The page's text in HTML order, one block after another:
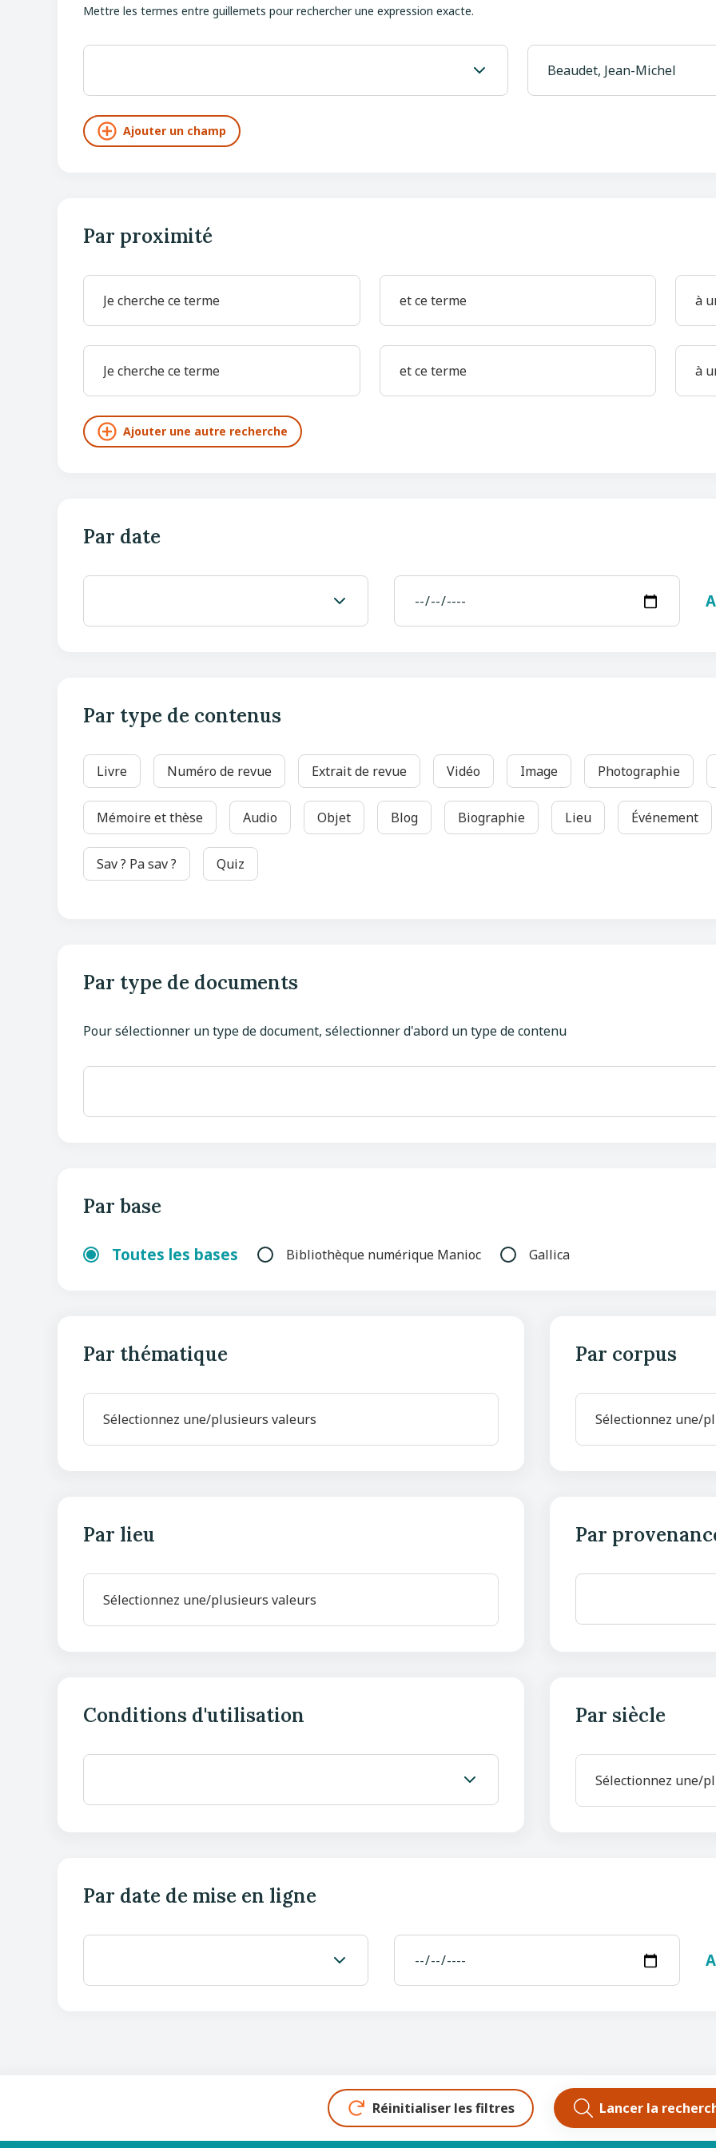
Mettre les termes entre guillemets pour rechercher une expression exacte.
Par proximité
Par thématique Par corpus
Par lieu Par
Conditions d'utilisation Par siècle
Par type de contenus
Livre Numéro de revue Extrait de revue Vidéo Image Photographie
Mémoire et thèse Audio Objet Blog Biographie Lieu Événement
Sav ? Pa sav ? Quiz
Par base
Toutes les bases Bibliothèque numérique Manioc Gallica
Par type de documents
Pour sélectionner un type de document, sélectionner d'abord un type de contenu
Par date
Par date de mise en ligne
Réinitialiser les filtres Lancer la